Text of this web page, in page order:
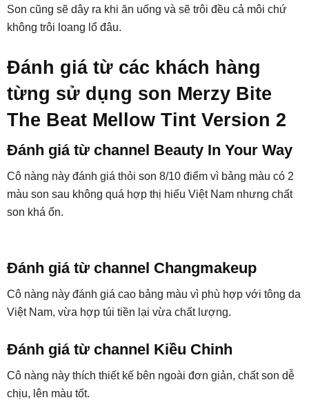
Son cũng sẽ dây ra khi ăn uống và sẽ trôi đều cả môi chứ
không trôi loang lổ đâu.
Đánh giá từ các khách hàng
từng sử dụng son Merzy Bite
The Beat Mellow Tint Version 2
Đánh giá từ channel Beauty In Your Way
Cô nàng này đánh giá thỏi son 8/10 điểm vì bảng màu có 2
màu son sau không quá hợp thị hiếu Việt Nam nhưng chất
son khá ổn.
Đánh giá từ channel Changmakeup
Cô nàng này đánh giá cao bảng màu vì phù hợp với tông da
Việt Nam, vừa hợp túi tiền lại vừa chất lượng.
Đánh giá từ channel Kiều Chinh
Cô nàng này thích thiết kế bên ngoài đơn giản, chất son dễ
chịu, lên màu tốt.